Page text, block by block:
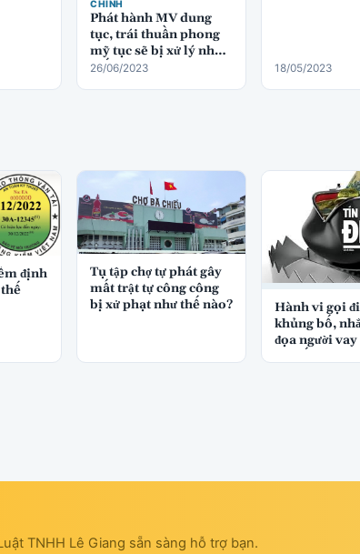
CHÍNH
Phát hành MV dung
tục, trái thuần phong
mỹ tục sẽ bị xử lý như
thế nào?
26/06/2023 18/05/2023
định
Tụ tập chợ tự phát gây
mất trật tự công công
bị xử phạt như thế nào?
Hành vi gọi
khủng bố,
đọa người
TNHH Lê Giang sẵn sàng hỗ trợ bạn.